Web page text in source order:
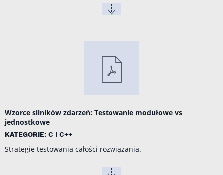
Wzorce silników zdarzeń: Testowanie modułowe vs
jednostkowe
KATEGORIE: C I C++
Strategie testowania całości rozwiązania.